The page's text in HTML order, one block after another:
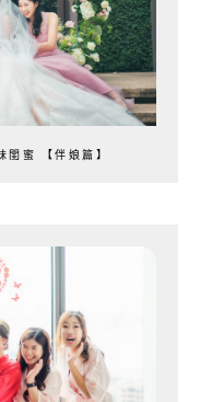
閨蜜 【伴娘篇】